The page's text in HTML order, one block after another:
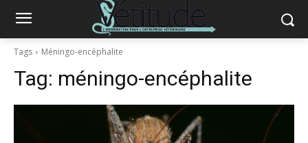
Tags Méningo-encéphalite
Tag: méningo-encéphalite